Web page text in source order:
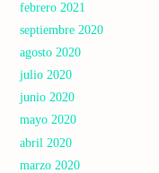
febrero 2021
septiembre 2020
agosto 2020
julio 2020
junio 2020
mayo 2020
abril 2020
marzo 2020